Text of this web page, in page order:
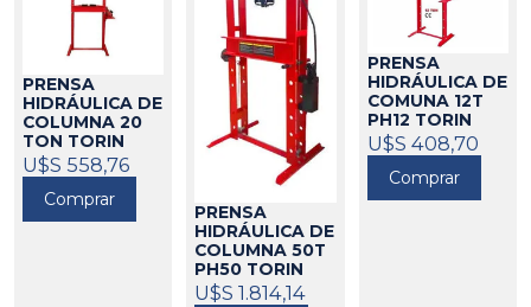
PRENSA
HIDRÁULICA DE
COLUMNA 20
TON TORIN
PH20146010
U$S 558,76
Comprar
PRENSA
HIDRÁULICA DE
COLUMNA 50T
PH50 TORIN
146011
U$S 1.814,14
PRENSA
HIDRÁULICA DE
COMUNA 12T
PH12 TORIN
146009
U$S 408,70
Comprar